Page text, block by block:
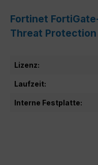
Fortinet
Threat
Lizenz:
Laufzeit:
Interne Festplatte: